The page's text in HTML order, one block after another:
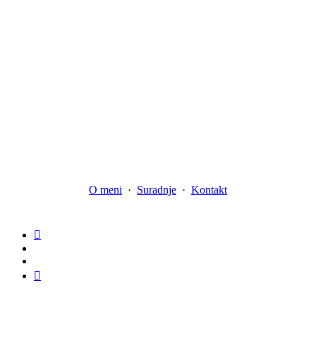
O meni · Suradnje · Kontakt